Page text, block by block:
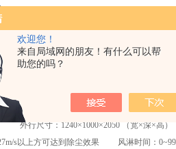
欢迎您！
来自局域网的朋友！有什么可以帮
助您的吗？
净化设备，通用性强，可与所有的洁净室
上，有效而迅速清除去附着在衣服上的灰尘
外界污染和未被净化的空气进入洁净区域。
寸：1240×1000×2050 （宽×深×高）
s以上方可达到除尘效果 风淋时间：